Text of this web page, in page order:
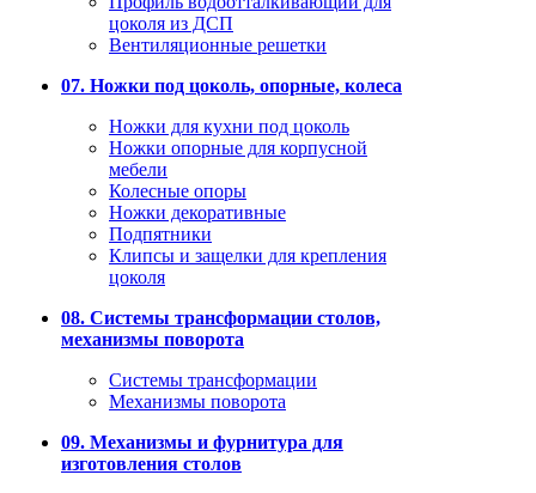
цоколя из ДСП
Вентиляционные решетки
07. Ножки под цоколь, опорные, колеса
Ножки для кухни под цоколь
Ножки опорные для корпусной
мебели
Колесные опоры
Ножки декоративные
Подпятники
Клипсы и защелки для крепления
цоколя
08. Системы трансформации столов,
механизмы поворота
Системы трансформации
Механизмы поворота
09. Механизмы и фурнитура для
изготовления столов